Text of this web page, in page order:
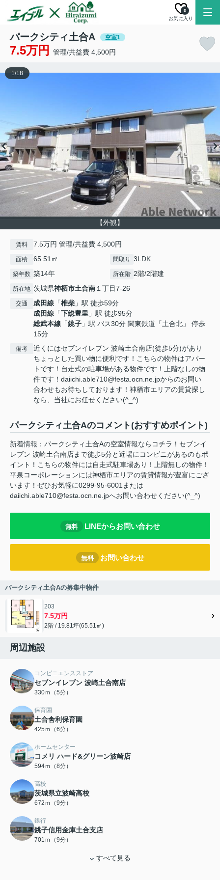
お気に入り
0
パークシティ土合A 空室1
7.5万円 管理/共益費 4,500円
【外観】
1/18
賃料 7.5万円 管理/共益費 4,500円
面積 65.51㎡ 間取り 3LDK
築年数 築14年 所在階 2階/2階建
所在地 茨城県神栖市土合南１丁目7-26
交通 成田線 「椎柴 」駅 徒歩59分
成田線 「下総豊里 」駅 徒歩95分
総武本線 「銚子 」駅 バス30分 関東鉄道「土合北」 停歩
15分
備考
近くにはセブンイレブン 波崎土合南店(徒歩5分)があり
ちょっとした買い物に便利です！こちらの物件はアパー
トです！自走式の駐車場がある物件です！上階なしの物
件です！daiichi.able710@festa.ocn.ne.jpからのお問い
合わせもお待ちしております！神栖市エリアの賃貸探し
なら、当社にお任せください(^_^)
パークシティ土合Aのコメント(おすすめポイント)
新着情報：パークシティ土合Aの空室情報ならコチラ！セブンイ
レブン 波崎土合南店まで徒歩5分と近場にコンビニがあるのもポ
イント！こちらの物件には自走式駐車場あり！上階無しの物件！
平泉コーポレーションには神栖市エリアの賃貸情報が豊富にござ
います！ぜひお気軽に0299-95-6001または
daiichi.able710@festa.ocn.ne.jpへお問い合わせください(^_^)
無料 LINEからお問い合わせ
無料 お問い合わせ
パークシティ土合Aの募集中物件
203
7.5万円
2階 / 19.81坪(65.51㎡)
周辺施設
コンビニエンスストア
セブンイレブン 波崎土合南店
330ｍ（5分）
保育園
土合舎利保育園
425ｍ（6分）
ホームセンター
コメリ ハード&グリーン波崎店
594ｍ（8分）
高校
茨城県立波崎高校
672ｍ（9分）
銀行
銚子信用金庫土合支店
701ｍ（9分）
すべて見る